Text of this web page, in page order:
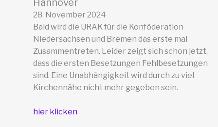
28. November 2024
Bald wird die URAK für die Konföderation
Niedersachsen und Bremen das erste mal
Zusammentreten. Leider zeigt sich schon jetzt,
dass die ersten Besetzungen Fehlbesetzungen
sind. Eine Unabhängigkeit wird durch zu viel
Kirchennähe nicht mehr gegeben sein.
hier klicken